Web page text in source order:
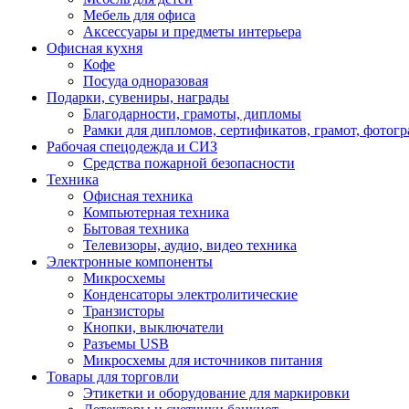
Мебель для офиса
Аксессуары и предметы интерьера
Офисная кухня
Кофе
Посуда одноразовая
Подарки, сувениры, награды
Благодарности, грамоты, дипломы
Рамки для дипломов, сертификатов, грамот,
Рабочая спецодежда и СИЗ
Средства пожарной безопасности
Техника
Офисная техника
Компьютерная техника
Бытовая техника
Телевизоры, аудио, видео техника
Электронные компоненты
Микросхемы
Конденсаторы электролитические
Транзисторы
Кнопки, выключатели
Разъемы USB
Микросхемы для источников питания
Товары для торговли
Этикетки и оборудование для маркировки